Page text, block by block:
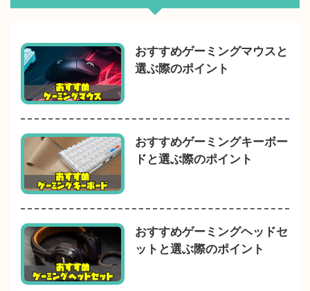
おすすめゲーミングマウスと
選ぶ際のポイント
おすすめゲーミングキーボー
ドと選ぶ際のポイント
おすすめゲーミングヘッドセ
ットと選ぶ際のポイント